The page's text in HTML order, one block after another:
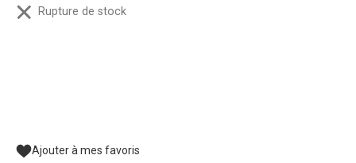
Rupture de stock
Ajouter à mes favoris